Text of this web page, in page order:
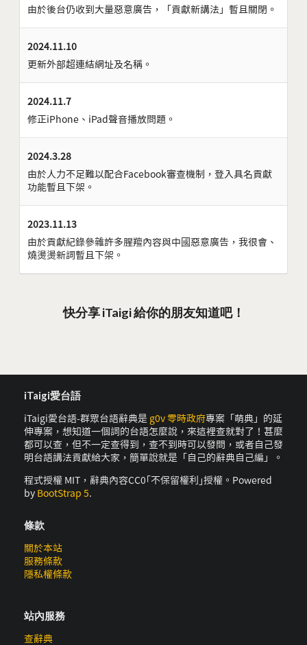
由於後台仍收到大量惡意廣告，「貢獻新講法」暫且關閉。
2024.11.10
更新外部超連結網址及名稱。
2024.11.7
修正iPhone、iPad聲音播放問題。
2024.3.28
由於人力不足難以配合Facebook審查機制，登入具名貢獻
功能暫且下架。
2023.11.13
由於貢獻紀錄參雜許多腥羶內容與中國惡意廣告，我很會、
燒燙燙新詞暫且下架。
快分享 iTaigi 給你的朋友知道吧！
iTaigi愛台語
iTaigi愛台語-群眾台語辭典是 g0v 零時政府專案「萌典」的延
伸專案，想知道一個詞的台語怎麼說，來這裡查就對了！甚麼
都可以查，但不一定查得到，查不到時可以發問，或者自己發
明台語講法貢獻給大家，簡單說就是「自己的辭典自己編」。
程式授權 MIT，辭典內容CC0｢不保留權利｣授權。Powered
by BootStrap 5.
條款
關於本站
服務條款
隱私權條款
站內服務
查辭典